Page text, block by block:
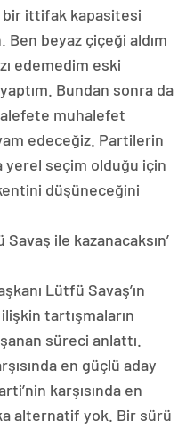
bir ittifak kapasitesi
beyaz çiçeği aldım
edemedim eski
Bundan sonra da
muhalefet
edeceğiz. Partilerin
yerel seçim olduğu için
düşüneceğini
ile kazanacaksın’
Lütfü Savaş’ın
tartışmaların
süreci anlattı.
en güçlü aday
karşısında en
alternatif yok. Bir sürü